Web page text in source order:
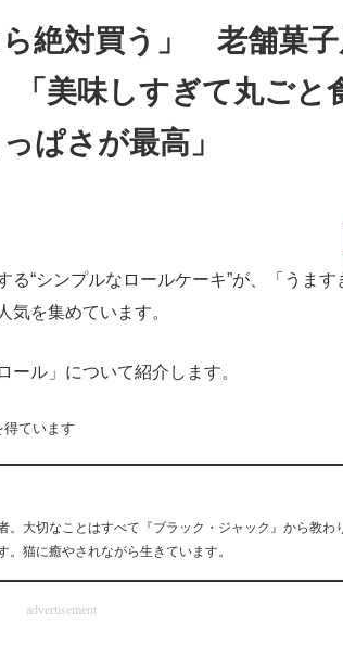
製品の総合サイト IT製品の技術・比較・事例
ら絶対買う」 老舗菓
美味しすぎて丸ごと
ぱさが最高」
“シンプルなロールケーキ”が、「うます
気を集めています。
ル」について紹介します。
ています
。大切なことはすべて『ブラック・ジャック』から教わ
猫に癒やされながら生きています。
advertisement